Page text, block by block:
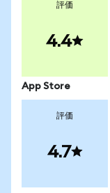
評価
4.4
App Store
評価
4.7